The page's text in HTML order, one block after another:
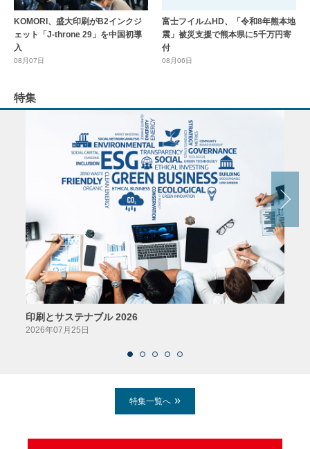
KOMORI、盛大印刷がB2インクジ
ェット「J-throne 29」を中国初導
入
08月07日
富士フイルムHD、「令和8年熊本地
震」被災支援で熊本県に5千万円寄
付
08月06日
特集
印刷とサステナブル 2026
2026年07月25日
特集一覧へ